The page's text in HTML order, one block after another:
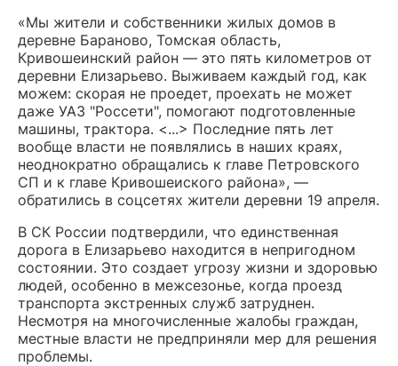
«Мы жители и собственники жилых домов в
деревне Бараново, Томская область,
Кривошеинский район — это пять километров от
деревни Елизарьево. Выживаем каждый год, как
можем: скорая не проедет, проехать не может
даже УАЗ "Россети", помогают подготовленные
машины, трактора. <...> Последние пять лет
вообще власти не появлялись в наших краях,
неоднократно обращались к главе Петровского
СП и к главе Кривошеиского района», —
обратились в соцсетях жители деревни 19 апреля.
В СК России подтвердили, что единственная
дорога в Елизарьево находится в непригодном
состоянии. Это создает угрозу жизни и здоровью
людей, особенно в межсезонье, когда проезд
транспорта экстренных служб затруднен.
Несмотря на многочисленные жалобы граждан,
местные власти не предприняли мер для решения
проблемы.